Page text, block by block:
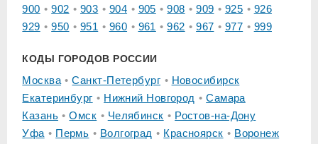
900 902 903 904 905 908 909 925
926
929
950 951 960 961 962 967 977 999
КОДЫ ГОРОДОВ РОССИИ
Москва Санкт-Петербург
Новосибирск
Екатеринбург
Нижний Новгород
Самара
Казань
Омск Челябинск
Ростов-на-Дону
Уфа
Пермь Волгоград Красноярск
Воронеж